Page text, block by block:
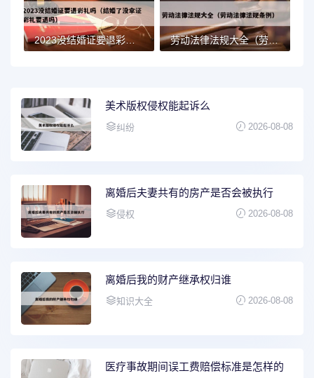
2023没结婚证要退彩礼吗（结婚了没拿证彩礼要退吗） 劳动法律法规大全（劳动法律法规条例）
美术版权侵权能起诉么
纠纷 2026-08-08
离婚后夫妻共有的房产是否会被执行
侵权 2026-08-08
离婚后我的财产继承权归谁
知识大全 2026-08-08
医疗事故期间误工费赔偿标准是怎样的